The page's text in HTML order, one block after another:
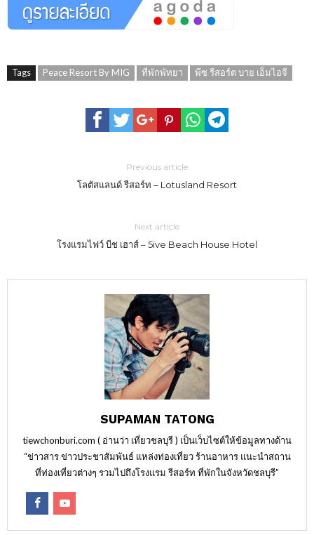
Tags Peace Resort By MIG ที่พักพัทยา พีซ รีสอร์ต บาย เอ็มไอจี
Previous article
โลตัสแลนด์ รีสอร์ท – Lotusland Resort
Next article
โรงแรมไฟว์ บีช เฮาส์ – 5ive Beach House Hotel
SUPAMAN TATONG
tiewchonburi.com ( อ่านว่า เที่ยวชลบุรี ) เป็นเว็บไซต์ให้ข้อมูลทางด้าน
“ข่าวสาร ข่าวประชาสัมพันธ์ แหล่งท่องเที่ยว ร้านอาหาร แนะนำสถาน
ที่ท่องเที่ยวต่างๆ รวมไปถึงโรงแรม รีสอร์ท ที่พักในจังหวัดชลบุรี”